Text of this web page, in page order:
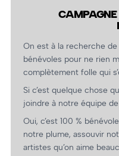
CAMPAGNE
On est à la recherche
bénévoles pour ne rien
complètement folle qui
Si c’est quelque chose
joindre à notre équipe
Oui, c’est 100 %
notre plume, assouvir
artistes qu’on aime